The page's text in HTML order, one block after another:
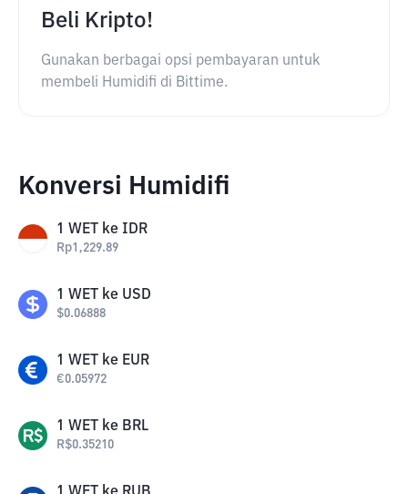
Beli Kripto!
Gunakan berbagai opsi pembayaran untuk
membeli Humidifi di Bittime.
Konversi Humidifi
1 WET ke IDR
Rp1,229.89
1 WET ke USD
$0.06888
1 WET ke EUR
€0.05972
1 WET ke BRL
R$0.35210